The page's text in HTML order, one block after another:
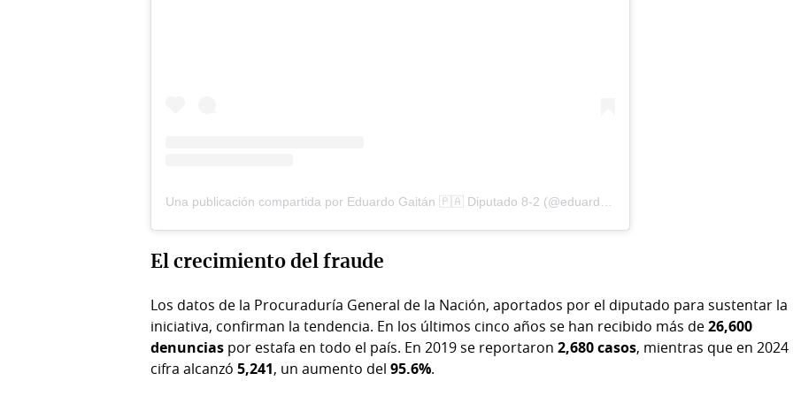
El crecimiento del fraude
Los datos de la Procuraduría General de la Nación, aportados por el diputado para sustentar la
iniciativa, confirman la tendencia. En los últimos cinco años se han recibido más de26,600
denuncias por estafa en todo el país. En 2019 se reportaron2,680 casos, mientras que en 2024
cifra alcanzó5,241, un aumento del95.6%.